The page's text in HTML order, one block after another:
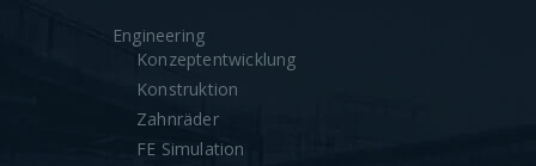
Engineering
Konzeptentwicklung
Konstruktion
Zahnräder
FE Simulation